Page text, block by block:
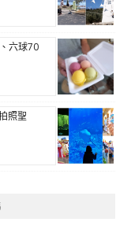
六球70
照聖